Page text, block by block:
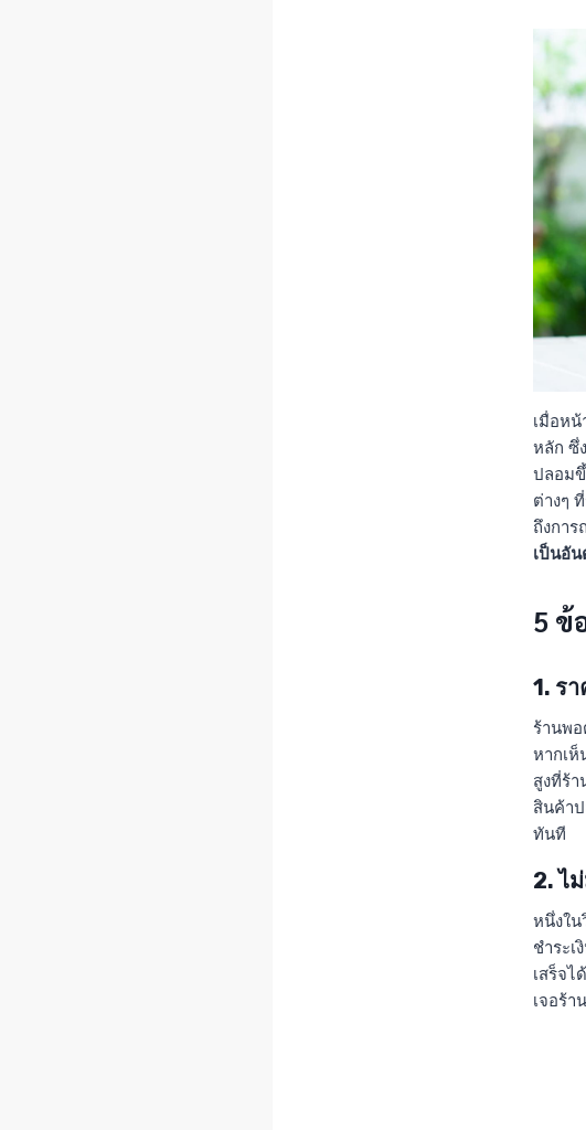
เมื่อห
หลัก ซึ่
ปลอม
ต่างๆ
ถึงกา
เป็นอั
5 ข้
1. ร
ร้านพ
หากเห็
สูงที่ร้
สินค้า
ทันที
2. ไ
หนึ่งใ
ชำระ
เสร็จไ
เจอร้